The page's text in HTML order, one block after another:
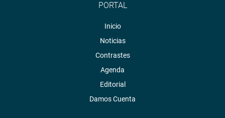
PORTAL
Inicio
Noticias
Contrastes
Agenda
Editorial
Damos Cuenta